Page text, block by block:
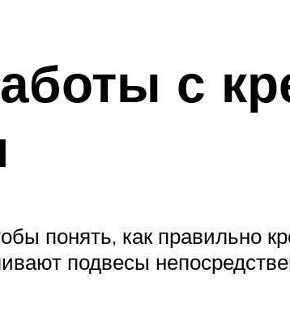
с
понять, как правильно
подвесы